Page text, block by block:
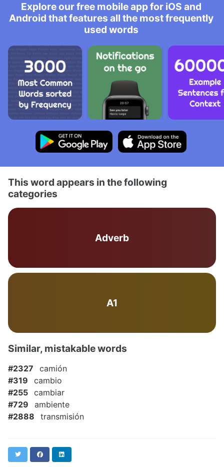
Explore our free mobile app for iOS and
Android that features all the most frequently
used words
This word appears in the following
categories
Adverb
A1
Similar, mistakable words
#2327
camión
#319
cambio
#255 cambiar
#729
ambiente
#2888
transmisión
Twitter Facebook